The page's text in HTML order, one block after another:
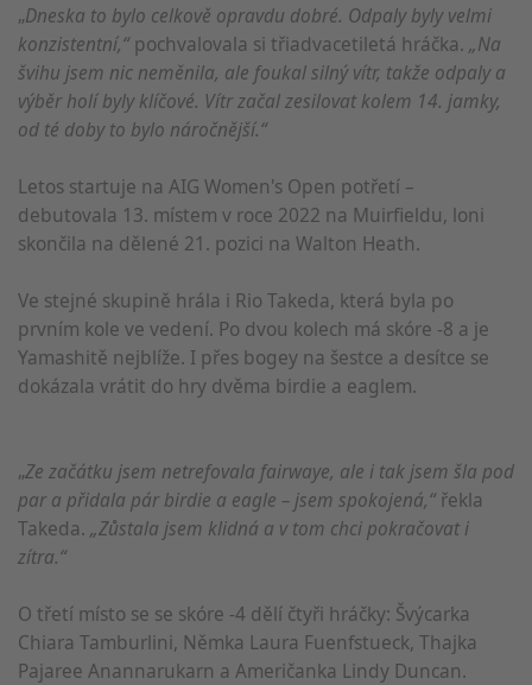
„Dneska to bylo celkově opravdu dobré. Odpaly byly velmi
konzistentní,“pochvalovala si třiadvacetiletá hráčka. „Na
švihu jsem nic neměnila, ale foukal silný vítr, takže odpaly a
výběr holí byly klíčové. Vítr začal zesilovat kolem 14. jamky,
od té doby to bylo náročnější.“
Letos startuje na AIG Women's Open potřetí –
debutovala 13. místem v roce 2022 na Muirfieldu, loni
skončila na dělené 21. pozici na Walton Heath.
Ve stejné skupině hrála i Rio Takeda, která byla po
prvním kole ve vedení. Po dvou kolech má skóre -8 a je
Yamashitě nejblíže. I přes bogey na šestce a desítce se
dokázala vrátit do hry dvěma birdie a eaglem.
„Ze začátku jsem netrefovala fairwaye, ale i tak jsem šla pod
par a přidala pár birdie a eagle – jsem spokojená,“řekla
Takeda. „Zůstala jsem klidná a v tom chci pokračovat i
zítra.“
O třetí místo se se skóre -4 dělí čtyři hráčky: Švýcarka
Chiara Tamburlini, Němka Laura Fuenfstueck, Thajka
Pajaree Anannarukarn a Američanka Lindy Duncan.